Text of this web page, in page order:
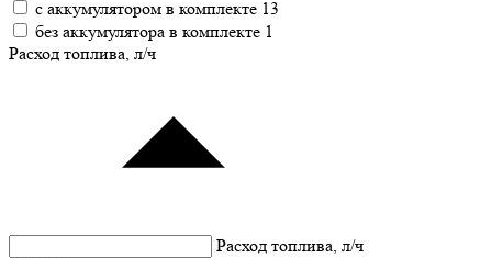
с аккумулятором в комплекте 13
без аккумулятора в комплекте 1
Расход топлива, л/ч
Расход топлива, л/ч